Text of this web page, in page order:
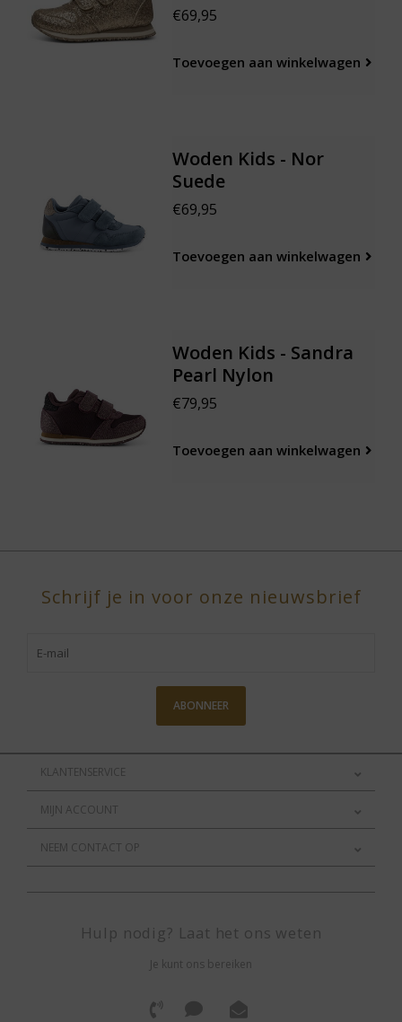
€69,95
Toevoegen aan winkelwagen
Woden Kids - Nor
Suede
€69,95
Toevoegen aan winkelwagen
Woden Kids - Sandra
Pearl Nylon
€79,95
Toevoegen aan winkelwagen
Schrijf je in voor onze nieuwsbrief
ABONNEER
KLANTENSERVICE
MIJN ACCOUNT
NEEM CONTACT OP
Hulp nodig? Laat het ons weten
Je kunt ons bereiken